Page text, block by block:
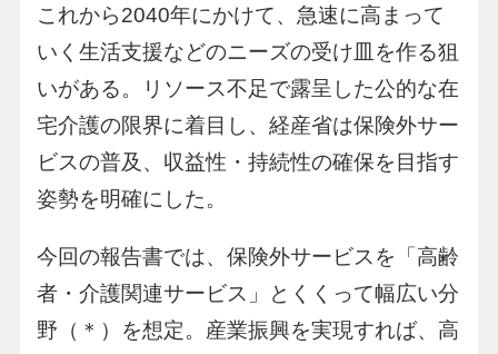
これから2040年にかけて、急速に高まって
いく生活支援などのニーズの受け皿を作る狙
いがある。リソース不足で露呈した公的な在
宅介護の限界に着目し、経産省は保険外サー
ビスの普及、収益性・持続性の確保を目指す
姿勢を明確にした。
今回の報告書では、保険外サービスを「高齢
者・介護関連サービス」とくくって幅広い分
野（＊）を想定。産業振興を実現すれば、高